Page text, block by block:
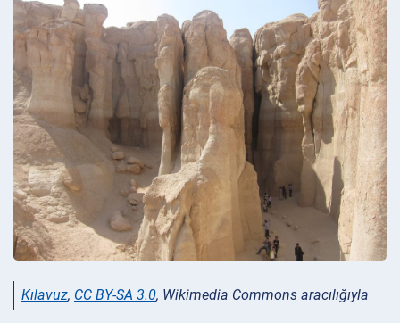
Kılavuz, CC BY-SA 3.0, Wikimedia Commons aracılığıyla